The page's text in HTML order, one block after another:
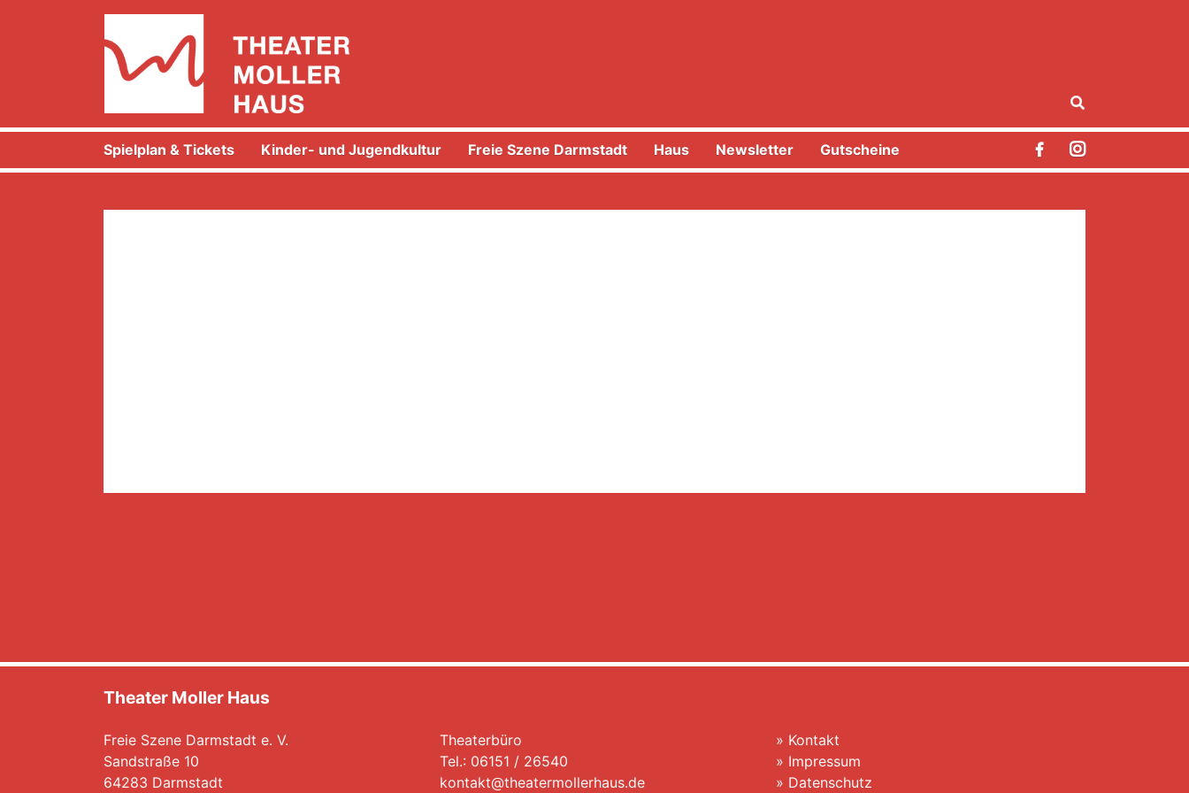
Spielplan & Tickets Kinder- und Jugendkultur Freie Szene Darmstadt Haus Newsletter Gutscheine
Theater Moller Haus
Freie Szene Darmstadt e. V.
Sandstraße 10
64283 Darmstadt
Theaterbüro
Tel.: 06151 / 26540
kontakt@theatermollerhaus.de
» Kontakt
» Impressum
» Datenschutz